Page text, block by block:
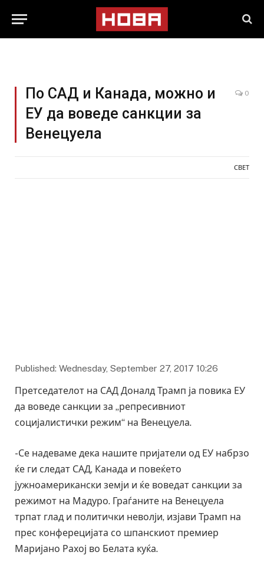
По САД и Канада, можно и
ЕУ да воведе санкции за
Венецуела
0
СВЕТ
Published: Wednesday, September 27, 2017 10:26
Претседателот на САД Доналд Трамп ја повика ЕУ
да воведе санкции за „репресивниот
социјалистички режим“ на Венецуела.
-Се надеваме дека нашите пријатели од ЕУ набрзо
ќе ги следат САД, Канада и повеќето
јужноамерикански земји и ќе воведат санкции за
режимот на Мадуро. Граѓаните на Венецуела
трпат глад и политички неволји, изјави Трамп на
прес конферецијата со шпанскиот премиер
Маријано Рахој во Белата куќа.